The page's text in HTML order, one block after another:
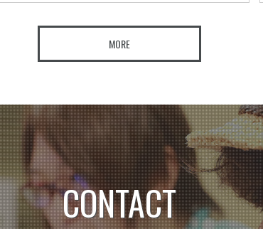
MORE
CONTACT